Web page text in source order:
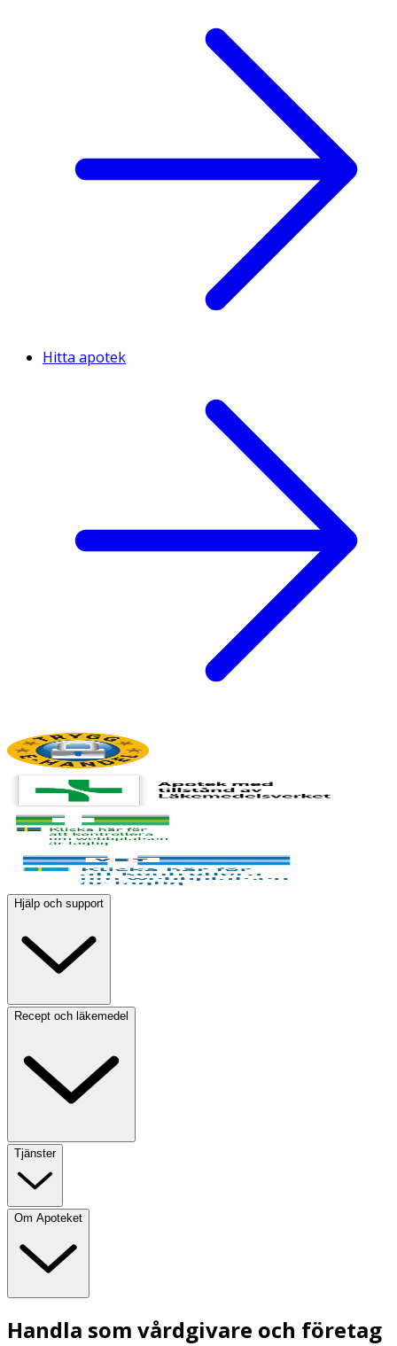
Hitta apotek
Hjälp och support
Recept och läkemedel
Tjänster
Om Apoteket
Handla som vårdgivare och företag